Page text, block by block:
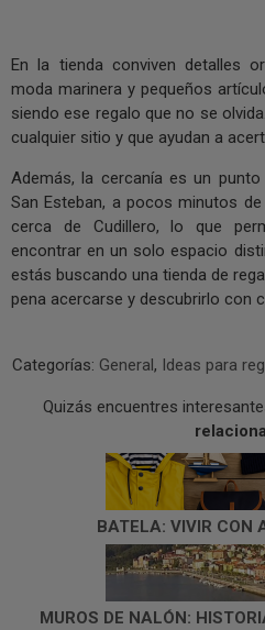
En la tienda conviven detalles
moda marinera y pequeños
siendo ese regalo que no se
cualquier sitio y que ayudan a
Además, la cercanía es un
San Esteban, a pocos minutos
cerca de Cudillero, lo que
encontrar en un solo espacio
estás buscando una tienda de
pena acercarse y descubrirlo con
Categorías: General, Ideas para
Quizás encuentres
BATELA: VIVIR CON
MUROS DE NALÓN: